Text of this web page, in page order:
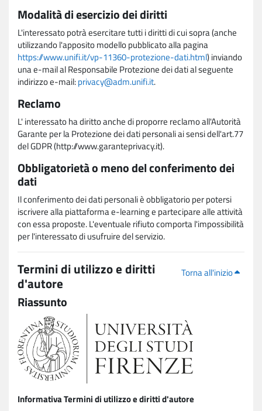
Modalità di esercizio dei diritti
L'interessato potrà esercitare tutti i diritti di cui sopra (anche
utilizzando l'apposito modello pubblicato alla pagina
https://www.unifi.it/vp-11360-protezione-dati.html) inviando
una e-mail al Responsabile Protezione dei dati al seguente
indirizzo e-mail:privacy@adm.unifi.it.
Reclamo
L' interessato ha diritto anche di proporre reclamo all'Autorità
Garante per la Protezione dei dati personali ai sensi dell'art.77
del GDPR (http://www.garanteprivacy.it).
Obbligatorietà o meno del conferimento dei
dati
Il conferimento dei dati personali è obbligatorio per potersi
iscrivere alla piattaforma e-learning e partecipare alle attività
con essa proposte. L'eventuale rifiuto comporta l'impossibilità
per l'interessato di usufruire del servizio.
Torna all'inizio
Termini di utilizzo e diritti
d'autore
Riassunto
Informativa Termini di utilizzo e diritti d'autore